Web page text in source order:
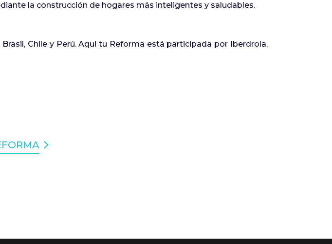
la construcción de hogares más inteligentes y saludables.
Chile y Perú. Aqui tu Reforma está participada por Iberdrola,